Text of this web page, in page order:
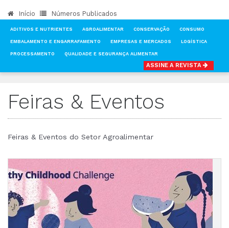
Início Números Publicados
ADITIVOS E NUTRIENTES AGROALIMENTAR CONSERVAÇÃO CONSUMO
EMBALAMENTO E ENGARRAFAMENTO EMPRESAS E MERCADOS LOGÍSTICA
PROCESSAMENTO QUALIDADE E SEGURANÇA ALIMENTAR
ASSINE A REVISTA
Feiras & Eventos
Feiras & Eventos do Setor Agroalimentar